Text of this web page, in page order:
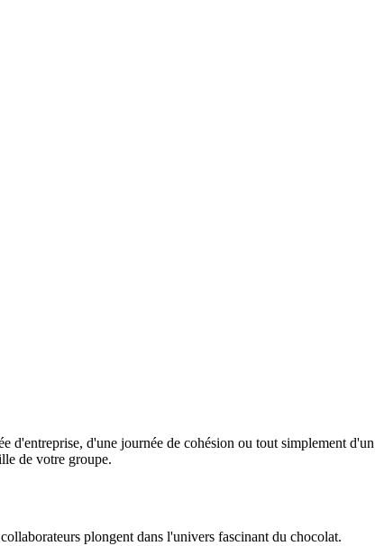
d'une journée de cohésion ou tout simplement
de votre groupe.
plongent dans l'univers fascinant du chocolat.